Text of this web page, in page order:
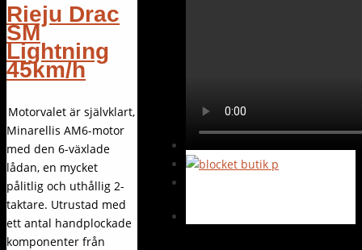
Rieju Drac
SM
Lightning
45km/h
Motorvalet är självklart,
Minarellis AM6-motor
med den 6-växlade
lådan, en mycket
pålitlig och uthållig 2-
taktare. Utrustad med
ett antal handplockade
komponenter från